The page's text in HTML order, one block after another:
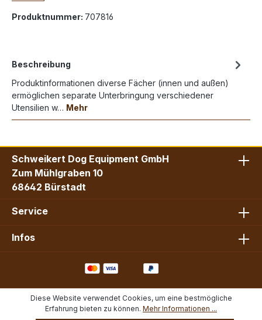
Produktnummer: 707816
Beschreibung
Produktinformationen diverse Fächer (innen und außen)
ermöglichen separate Unterbringung verschiedener
Utensilien w… Mehr
Schweikert Dog Equipment GmbH
Zum Mühlgraben 10
68642 Bürstadt
Service
Infos
Diese Website verwendet Cookies, um eine bestmögliche
Erfahrung bieten zu können. Mehr Informationen ...